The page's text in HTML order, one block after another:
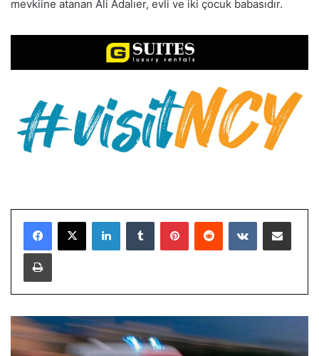
mevkiine atanan Ali Adalıer, evli ve iki çocuk babasıdır.
LinkedInTumblr PinterestReddit VKontakteE-Posta ile paylaş
Yazdır